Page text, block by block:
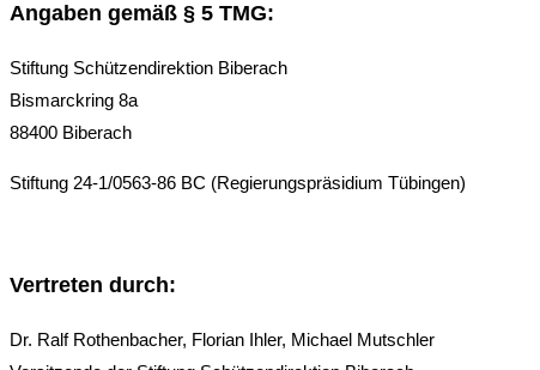
Angaben gemäß § 5 TMG:
Stiftung Schützendirektion Biberach
Bismarckring 8a
88400 Biberach
Stiftung 24-1/0563-86 BC (Regierungspräsidium Tübingen)
Vertreten durch:
Dr. Ralf Rothenbacher, Florian Ihler, Michael Mutschler